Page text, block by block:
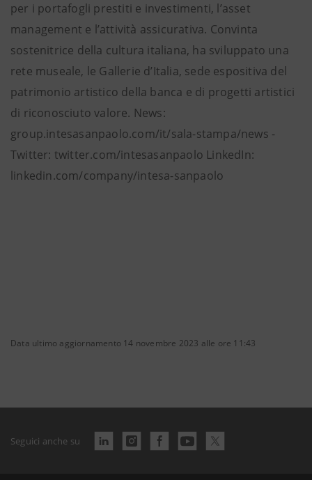
per i portafogli prestiti e investimenti, l’asset
management e l’attività assicurativa. Convinta
sostenitrice della cultura italiana, ha sviluppato una
rete museale, le Gallerie d’Italia, sede espositiva del
patrimonio artistico della banca e di progetti artistici
di riconosciuto valore. News:
group.intesasanpaolo.com/it/sala-stampa/news -
Twitter: twitter.com/intesasanpaolo LinkedIn:
linkedin.com/company/intesa-sanpaolo
Data ultimo aggiornamento 14 novembre 2023 alle ore 11:43
Seguici anche su